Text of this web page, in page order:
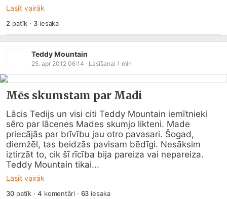
Lasīt vairāk
2 patīk · 3iesaka
Teddy Mountain
25. apr 2012 06:14 · Lasīšanai 1 min
Mēs skumstam par Madi
Lācis Tedijs un visi citi Teddy Mountain iemītnieki
sēro par lācenes Mades skumjo likteni. Made
priecājās par brīvību jau otro pavasari. Šogad,
diemžēl, tas beidzās pavisam bēdīgi. Nesāksim
iztirzāt to, cik šī rīcība bija pareiza vai nepareiza.
Teddy Mountain tikai...
Lasīt vairāk
30patīk · 4 komentāri · 63 iesaka